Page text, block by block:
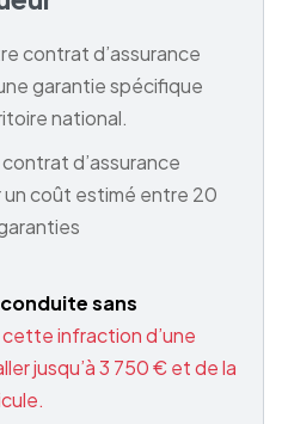
contrat d’assurance
garantie spécifique
national.
d’assurance
coût estimé entre 20
sans
cette infraction d’une
jusqu’à 3 750 € et de la